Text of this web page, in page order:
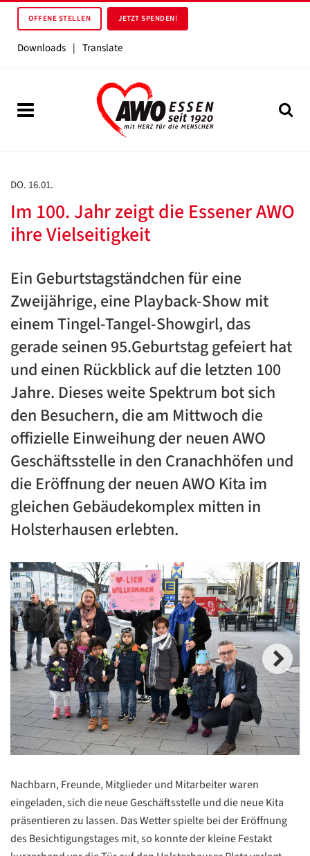
OFFENE STELLEN JETZT SPENDEN!
Downloads | Translate
DO. 16.01.
Im 100. Jahr zeigt die Essener AWO
ihre Vielseitigkeit
Ein Geburtstagständchen für eine
Zweijährige, eine Playback-Show mit
einem Tingel-Tangel-Showgirl, das
gerade seinen 95.Geburtstag gefeiert hat
und einen Rückblick auf die letzten 100
Jahre. Dieses weite Spektrum bot sich
den Besuchern, die am Mittwoch die
offizielle Einweihung der neuen AWO
Geschäftsstelle in den Cranachhöfen und
die Eröffnung der neuen AWO Kita im
gleichen Gebäudekomplex mitten in
Holsterhausen erlebten.
Nachbarn, Freunde, Mitglieder und Mitarbeiter waren
eingeladen, sich die neue Geschäftsstelle und die neue Kita
präsentieren zu lassen. Das Wetter spielte bei der Eröffnung
des Besichtigungstages mit, so konnte der kleine Festakt